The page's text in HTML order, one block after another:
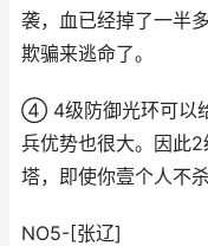
袭，血已经掉了一半
欺骗来逃命了。
④ 4级防御光环可以
兵优势也很大。因此
塔，即使你壹个人不
NO5-[张辽]